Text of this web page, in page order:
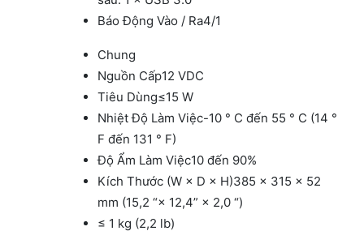
Báo Động Vào / Ra4/1
Chung
Nguồn Cấp12 VDC
Tiêu Dùng≤15 W
Nhiệt Độ Làm Việc-10 ° C đến 55 ° C (14 °
F đến 131 ° F)
Độ Ẩm Làm Việc10 đến 90%
Kích Thước (W × D × H)385 × 315 × 52
mm (15,2 “× 12,4” × 2,0 “)
≤ 1 kg (2,2 lb)